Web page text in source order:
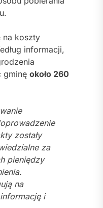
na koszty
informacji,
gminę około 260
zostały
za
pieniędzy
na
i